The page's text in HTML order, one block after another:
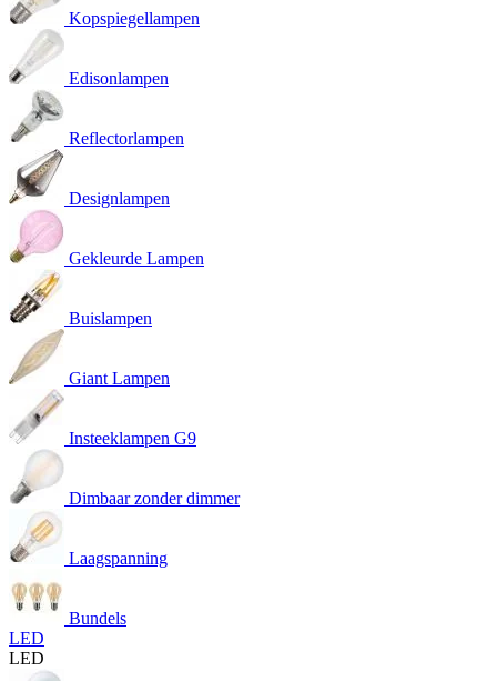
Kopspiegellampen
Edisonlampen
Reflectorlampen
Designlampen
Gekleurde Lampen
Buislampen
Giant Lampen
Insteeklampen G9
Dimbaar zonder dimmer
Laagspanning
Bundels
LED
LED